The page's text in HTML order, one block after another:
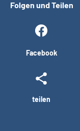
Folgen und Teilen
Facebook
teilen